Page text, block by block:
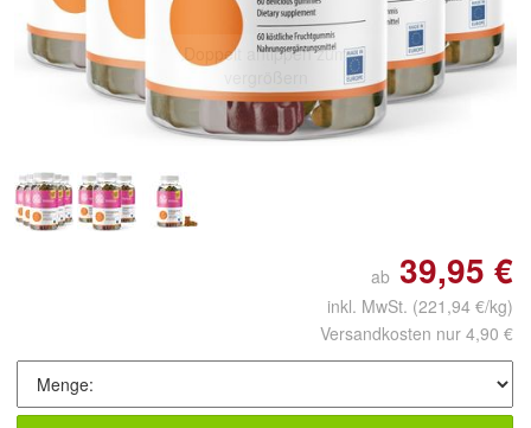
Doppelt antippen zum
ab 39,95 €
inkl. MwSt. (221,94 €/kg)
Versandkosten nur 4,90 €